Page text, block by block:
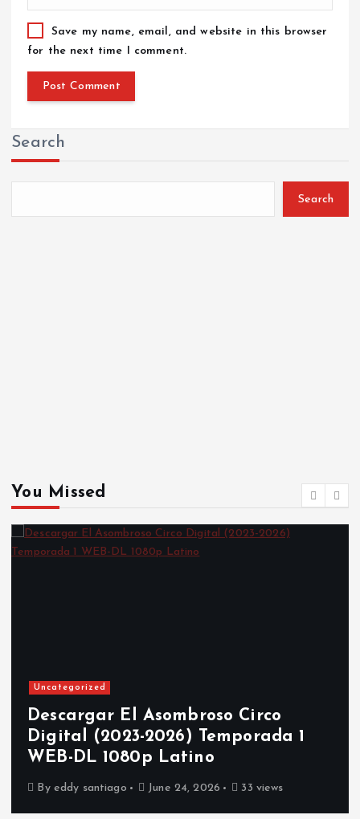
Save my name, email, and website in this browser
for the next time I comment.
Search
Search
You Missed
Uncategorized
Descargar El Asombroso Circo
Digital (2023-2026) Temporada 1
WEB-DL 1080p Latino
By eddy santiago June 24, 2026 33 views